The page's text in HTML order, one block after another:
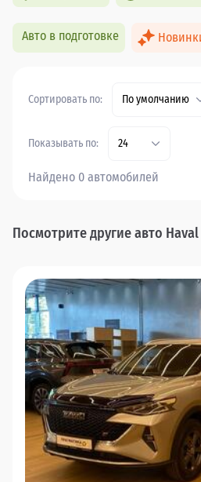
Авто в подготовке
Сортировать по: По умолчанию
Показывать по: 24
Найдено 0 автомобилей
Посмотрите другие авто